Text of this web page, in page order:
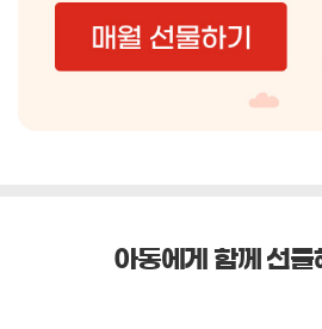
아동에게 함께 선물